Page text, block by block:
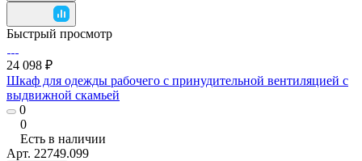
Быстрый просмотр
24 098 ₽
Шкаф для одежды рабочего с принудительной вентиляцией с
выдвижной скамьей
0
0
Есть в наличии
Арт. 22749.099